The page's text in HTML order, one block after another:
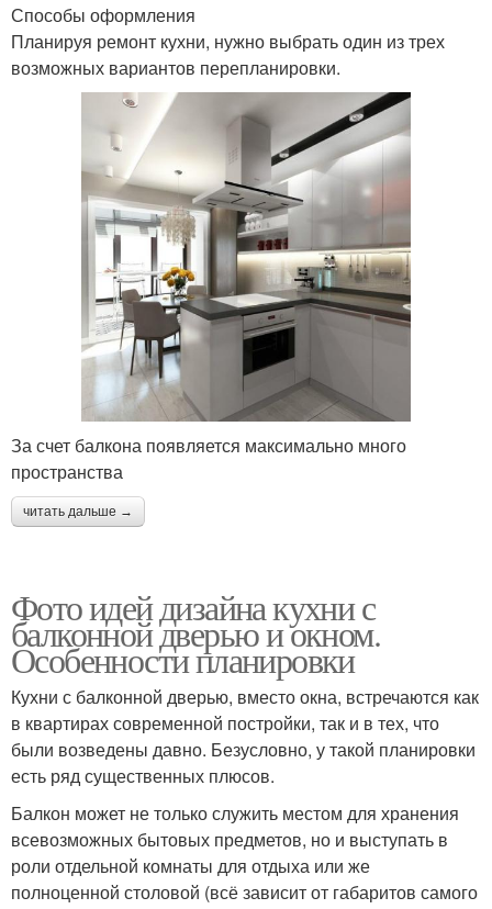
Способы оформления
Планируя ремонт кухни, нужно выбрать один из трех
возможных вариантов перепланировки.
За счет балкона появляется максимально много
пространства
читать дальше →
Фото идей дизайна кухни с
балконной дверью и окном.
Особенности планировки
Кухни с балконной дверью, вместо окна, встречаются как
в квартирах современной постройки, так и в тех, что
были возведены давно. Безусловно, у такой планировки
есть ряд существенных плюсов.
Балкон может не только служить местом для хранения
всевозможных бытовых предметов, но и выступать в
роли отдельной комнаты для отдыха или же
полноценной столовой (всё зависит от габаритов самого